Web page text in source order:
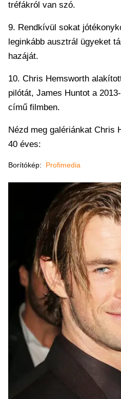
tréfákról van szó.
9. Rendkívül sokat
leginkább ausztrál ügyeket
hazáját.
10. Chris Hemsworth
pilótát, James Huntot a
című filmben.
Nézd meg galériánkat Chris
40 éves:
Borítókép: Profimedia